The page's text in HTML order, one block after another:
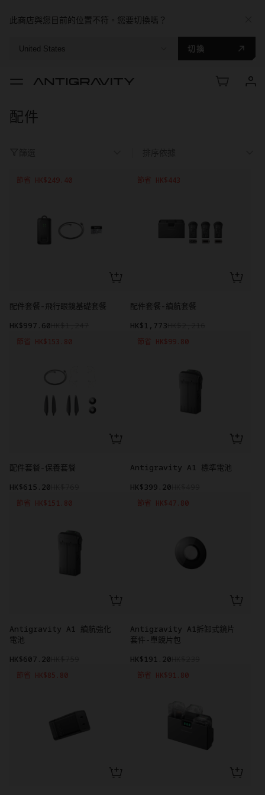
此商店與您目前的位置不符。您要切換嗎？
United States 切換
配件
節省 HK$249.40
配件套餐-飛行眼鏡基礎套餐
HK$997.60
節省 HK$443
配件套餐-續航套餐
HK$1,773
節省 HK$153.80
配件套餐-保養套餐
HK$615.20
節省 HK$99.80
Antigravity A1 標準電池
HK$399.20
節省 HK$151.80
Antigravity A1 續航強化
電池
HK$607.20
節省 HK$47.80
Antigravity A1拆卸式鏡片
套件-單鏡片包
HK$191.20
節省 HK$85.80 節省 HK$91.80